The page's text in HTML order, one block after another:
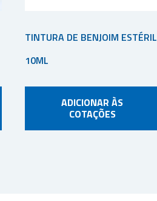
TINTURA DE BENJOIM ESTÉRIL
10ML
ADICIONAR ÀS
COTAÇÕES